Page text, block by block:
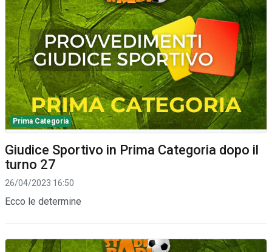
Prima Categoria
Giudice Sportivo in Prima Categoria dopo il
turno 27
26/04/2023 16:50
Ecco le determine